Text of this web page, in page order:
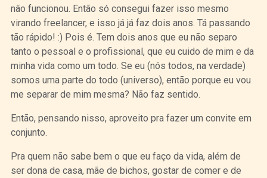
não funcionou. Então só consegui fazer isso mesmo
virando freelancer, e isso já já faz dois anos. Tá passando
tão rápido! :) Pois é. Tem dois anos que eu não separo
tanto o pessoal e o profissional, que eu cuido de mim e da
minha vida como um todo. Se eu (nós todos, na verdade)
somos uma parte do todo (universo), então porque eu vou
me separar de mim mesma? Não faz sentido.
Então, pensando nisso, aproveito pra fazer um convite em
conjunto.
Pra quem não sabe bem o que eu faço da vida, além de
ser dona de casa, mãe de bichos, gostar de comer e de